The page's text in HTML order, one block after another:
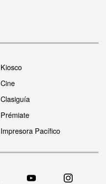
Kiosco
Cine
Clasiguía
Prémiate
Impresora Pacífico